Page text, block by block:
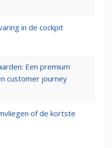
in de cockpit
Een premium
customer journey
of de kortste